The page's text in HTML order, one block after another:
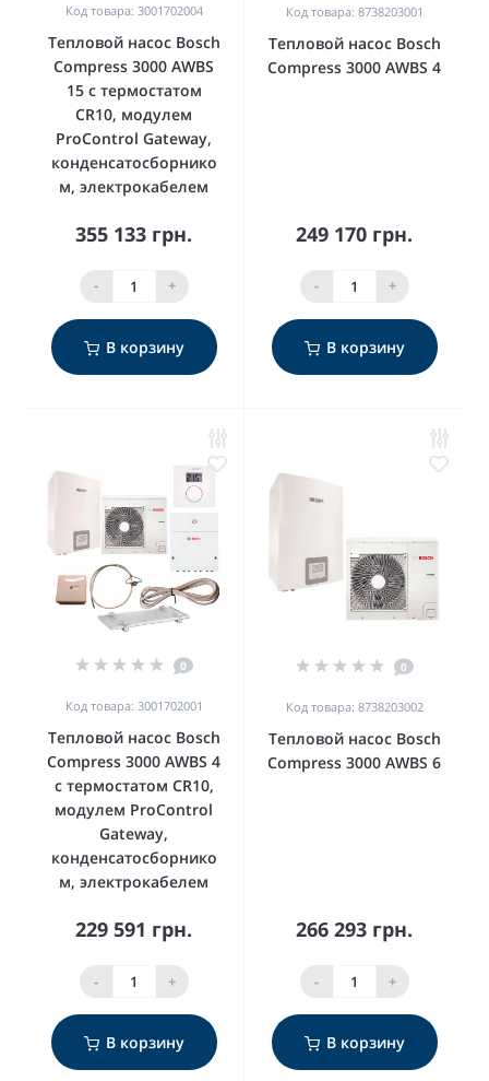
Код товара: 3001702004
Тепловой насос Bosch
Compress 3000 AWBS
15 с термостатом
CR10, модулем
ProControl Gateway,
конденсатосборнико
м, электрокабелем
355 133 грн.
- +
В корзину
Код товара: 8738203001
Тепловой насос Bosch
Compress 3000 AWBS 4
249 170 грн.
- +
В корзину
0
Код товара: 3001702001
Тепловой насос Bosch
Compress 3000 AWBS 4
с термостатом CR10,
модулем ProControl
Gateway,
конденсатосборнико
м, электрокабелем
229 591 грн.
- +
В корзину
0
Код товара: 8738203002
Тепловой насос Bosch
Compress 3000 AWBS 6
266 293 грн.
- +
В корзину